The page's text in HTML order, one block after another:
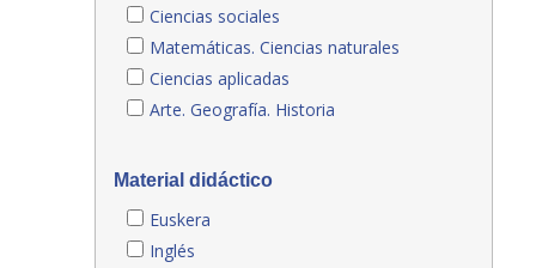
Ciencias sociales
Matemáticas. Ciencias naturales
Ciencias aplicadas
Arte. Geografía. Historia
Material didáctico
Euskera
Inglés